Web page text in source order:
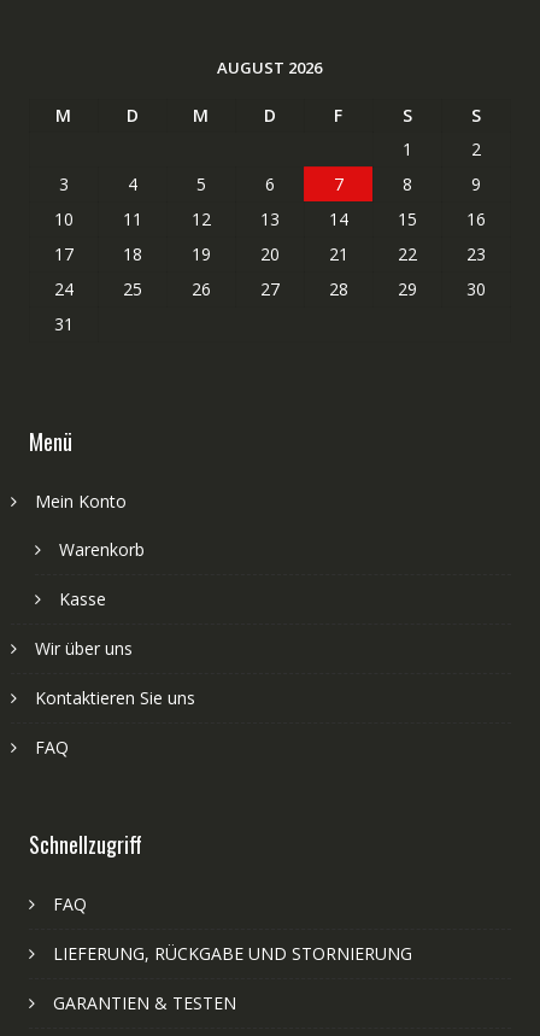
AUGUST 2026
M D M D F S
S
1
2
3
4 5 6 7 8
9
10
11 12 13 14 15
16
17
18 19 20 21 22
23
24
25 26 27 28 29
30
31
Menü
Mein Konto
Warenkorb
Kasse
Wir über uns
Kontaktieren Sie uns
FAQ
Schnellzugriff
FAQ
LIEFERUNG, RÜCKGABE UND STORNIERUNG
GARANTIEN & TESTEN